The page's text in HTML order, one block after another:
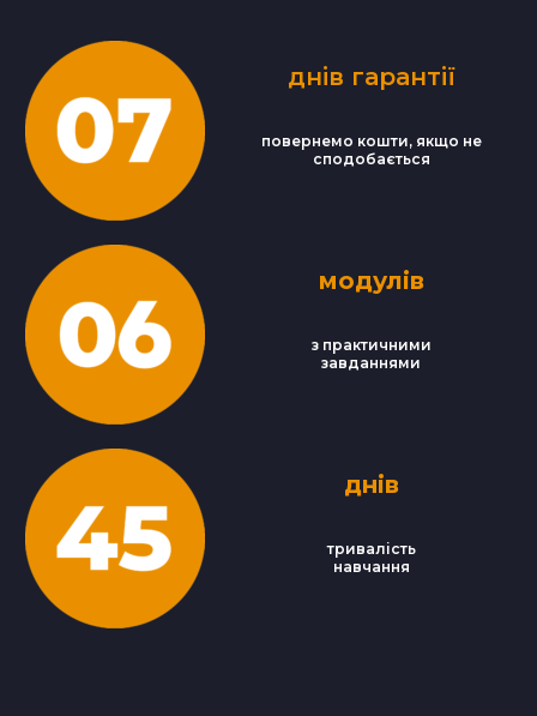
днів гарантії
повернемо кошти, якщо не
сподобається
модулів
з практичними
завданнями
днів
тривалість
навчання